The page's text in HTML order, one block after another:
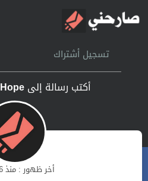
الرئيسيةتسجيل أشتراك
أكتب رسالة إلىHope
أخر ظهور : منذ 6 سنوات